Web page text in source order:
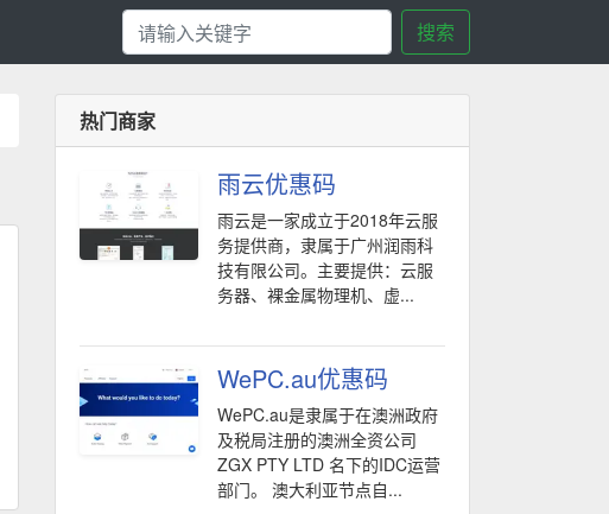
搜索
热门商家
雨云优惠码
雨云是一家成立于2018年云服
务提供商，隶属于广州润雨科
技有限公司。主要提供：云服
务器、裸金属物理机、虚...
WePC.au优惠码
WePC.au是隶属于在澳洲政府
及税局注册的澳洲全资公司
ZGX PTY LTD 名下的IDC运营
部门。 澳大利亚节点自...